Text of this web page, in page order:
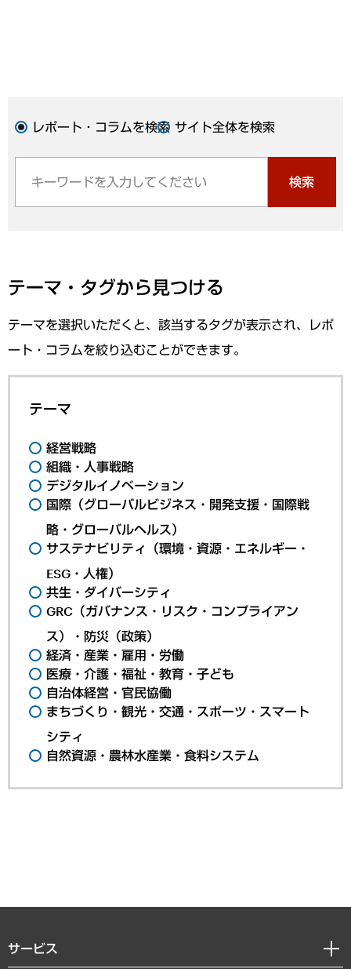
レポート・コラムを検索 サイト全体を検索
検索
テーマ・タグから見つける
テーマを選択いただくと、該当するタグが表示され、レポ
ート・コラムを絞り込むことができます。
テーマ
経営戦略
組織・人事戦略
デジタルイノベーション
国際（グローバルビジネス・開発支援・国際戦
略・グローバルヘルス）
サステナビリティ（環境・資源・エネルギー・
ESG・人権）
共生・ダイバーシティ
GRC（ガバナンス・リスク・コンプライアン
ス）・防災（政策）
経済・産業・雇用・労働
医療・介護・福祉・教育・子ども
自治体経営・官民協働
まちづくり・観光・交通・スポーツ・スマート
シティ
自然資源・農林水産業・食料システム
サービス